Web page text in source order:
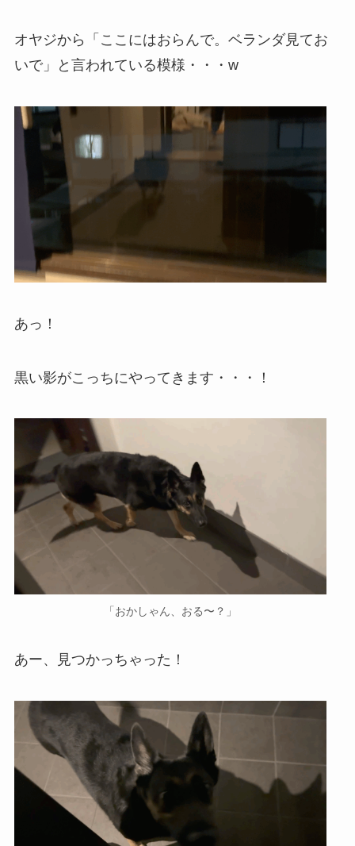
オヤジから「ここにはおらんで。ベランダ見てお
いで」と言われている模様・・・w
あっ！
黒い影がこっちにやってきます・・・！
「おかしゃん、おる〜？」
あー、見つかっちゃった！